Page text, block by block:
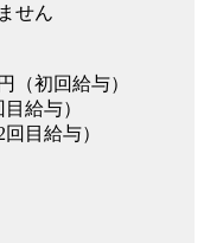
せん
（初回給与）
給与）
目給与）